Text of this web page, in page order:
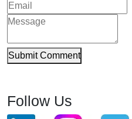
Submit Comment
Follow Us